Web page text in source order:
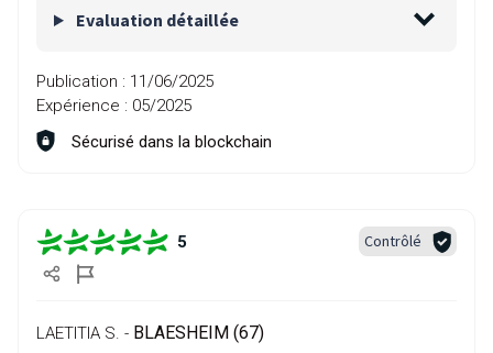
Evaluation détaillée
Publication : 11/06/2025
Expérience : 05/2025
Sécurisé dans la blockchain
5 Contrôlé
LAETITIA S. - BLAESHEIM (67)